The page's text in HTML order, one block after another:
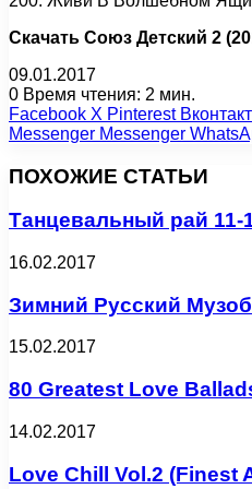
Скачать Союз Детский 2
09.01.2017
0 Время чтения: 2 мин.
Facebook X Pinterest
Messenger Messenger
ПОХОЖИЕ СТАТЬИ
Танцевальный рай 11-
16.02.2017
Зимний Русский
15.02.2017
80 Greatest Love
14.02.2017
Love Chill Vol.2 (Finest